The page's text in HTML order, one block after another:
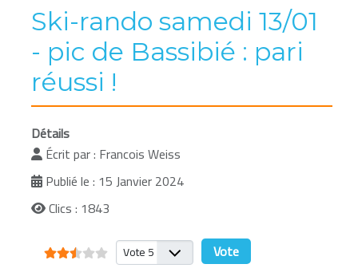
Ski-rando samedi 13/01
- pic de Bassibié : pari
réussi !
Détails
Écrit par : Francois Weiss
Publié le : 15 Janvier 2024
Clics : 1843
Vote utilisateur:2.5/5
Veuillez voter